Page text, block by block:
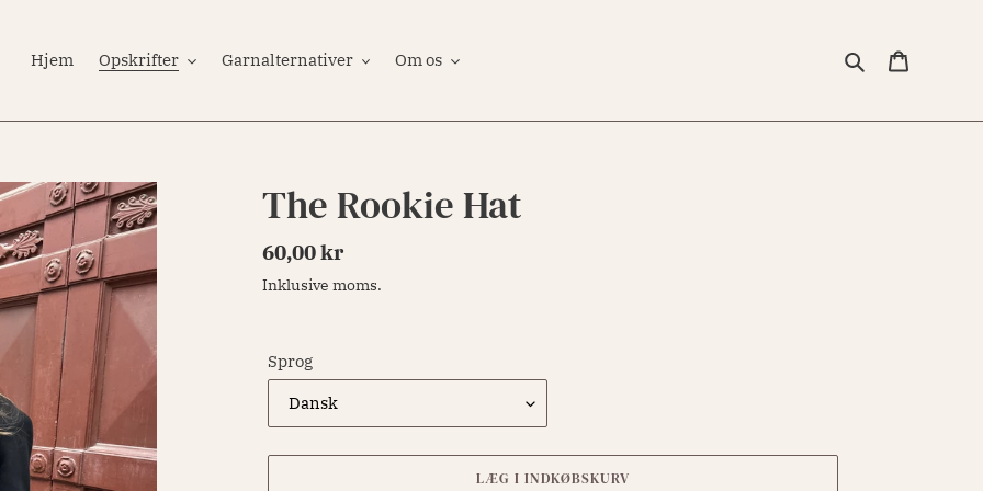
Hjem Opskrifter Garnalternativer Om os Søg
The Rookie Hat
Normalpris
60,00 kr
Inklusive moms.
Sprog
LÆG I INDKØBSKURV